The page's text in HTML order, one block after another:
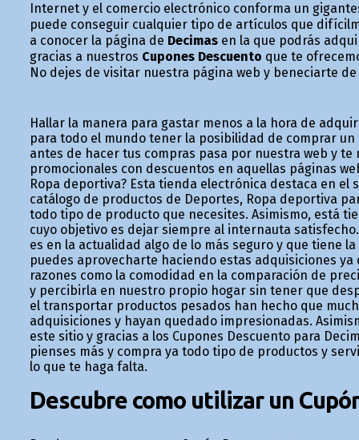
Internet y el comercio electrónico conforma un
puede conseguir cualquier tipo de artículos que
a conocer la página de Decimasen la que podrás
gracias a nuestros Cupones Descuento que te
No dejes de visitar nuestra página web y beneficiarte
Hallar la manera para gastar menos a la hora de
para todo el mundo tener la posibilidad de comprar
antes de hacer tus compras pasa por nuestra web y
promocionales con descuentos en aquellas páginas
Ropa deportiva? Esta tienda electrónica destaca en el
catálogo de productos de Deportes, Ropa deportiva
todo tipo de producto que necesites. Asimismo, está
cuyo objetivo es dejar siempre al internauta
es en la actualidad algo de lo más seguro y que tiene
puedes aprovecharte haciendo estas adquisiciones
razones como la comodidad en la comparación de
y percibirla en nuestro propio hogar sin tener que
el transportar productos pesados han hecho que
adquisiciones y hayan quedado impresionadas.
este sitio y gracias a los Cupones Descuento para
pienses más y compra ya todo tipo de productos y
lo que te haga falta.
Descubre como utilizar un